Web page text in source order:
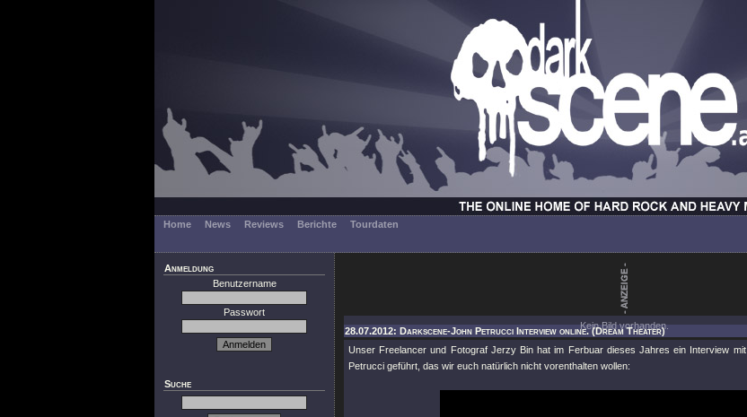
Home News Reviews Berichte
Tourdaten
Anmeldung
Benutzername
Passwort
Suche
Kein Bild vorhanden.
28.07.2012: Darkscene-John Petrucci Interview online. (Dream Theater)
Unser Freelancer und Fotograf Jerzy Bin hat im Ferbuar dieses Jahres ein Interview mit
Petrucci geführt, das wir euch natürlich nicht vorenthalten wollen: